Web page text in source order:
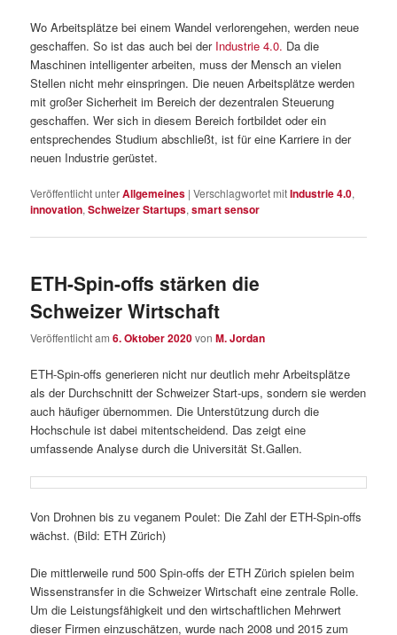
Wo Arbeitsplätze bei einem Wandel verlorengehen, werden neue
geschaffen. So ist das auch bei der Industrie 4.0. Da die
Maschinen intelligenter arbeiten, muss der Mensch an vielen
Stellen nicht mehr einspringen. Die neuen Arbeitsplätze werden
mit großer Sicherheit im Bereich der dezentralen Steuerung
geschaffen. Wer sich in diesem Bereich fortbildet oder ein
entsprechendes Studium abschließt, ist für eine Karriere in der
neuen Industrie gerüstet.
Veröffentlicht unterAllgemeines |Verschlagwortet mitIndustrie 4.0,
innovation,Schweizer Startups,smart sensor
ETH-Spin-offs stärken die
Schweizer Wirtschaft
Veröffentlicht am6. Oktober 2020vonM. Jordan
ETH-​Spin-offs generieren nicht nur deutlich mehr Arbeitsplätze
als der Durchschnitt der Schweizer Start-​ups, sondern sie werden
auch häufiger übernommen. Die Unterstützung durch die
Hochschule ist dabei mitentscheidend. Das zeigt eine
umfassende Analyse durch die Universität St.Gallen.
Von Drohnen bis zu veganem Poulet: Die Zahl der ETH-​Spin-offs
wächst. (Bild: ETH Zürich)
Die mittlerweile rund 500 Spin-​offs der ETH Zürich spielen beim
Wissenstransfer in die Schweizer Wirtschaft eine zentrale Rolle.
Um die Leistungsfähigkeit und den wirtschaftlichen Mehrwert
dieser Firmen einzuschätzen, wurde nach 2008 und 2015 zum